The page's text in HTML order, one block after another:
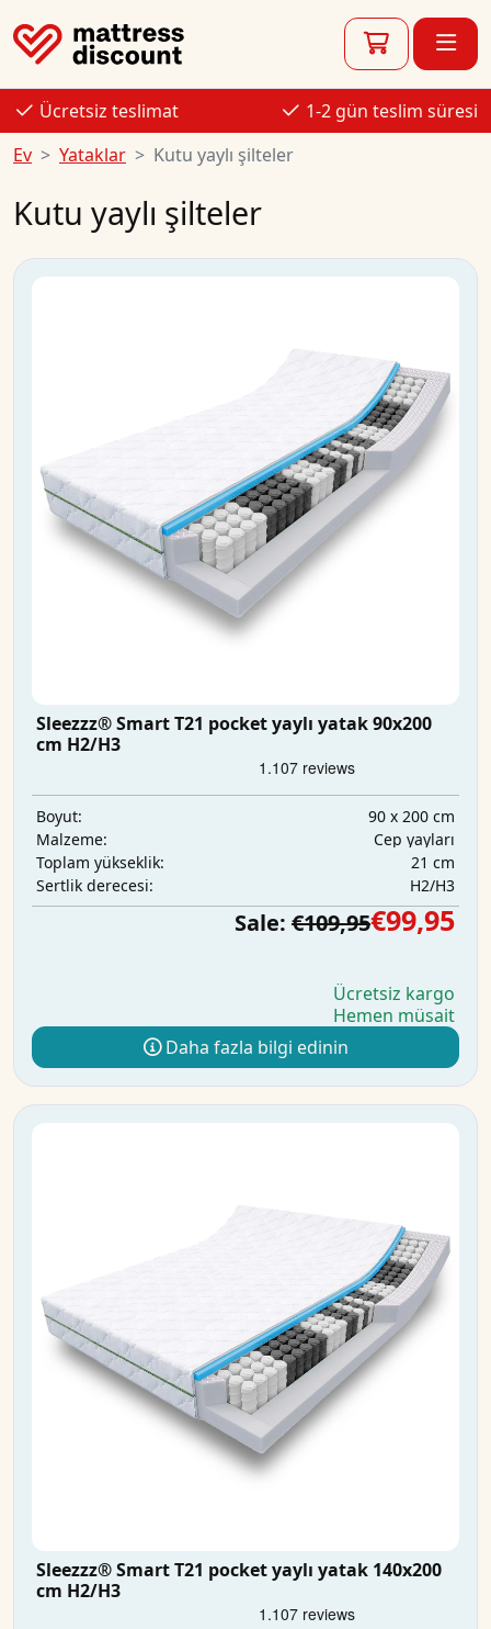
Ücretsiz teslimat
1-2 gün teslim süresi
Ev
Yataklar Kutu yaylı şilteler
Kutu yaylı şilteler
Sleezzz® Smart T21 pocket yaylı yatak 90x200
cm H2/H3
Boyut:
90 x 200 cm
Malzeme:
Cep yayları
Toplam yükseklik:
21 cm
Sertlik derecesi:
H2/H3
Sale: €109,95€99,95
Ücretsiz kargo
Hemen müsait
Daha fazla bilgi edinin
Sleezzz® Smart T21 pocket yaylı yatak 140x200
cm H2/H3